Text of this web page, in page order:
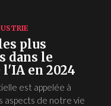
plus
dans le
en 2024
est appelée à
aspects de notre vie